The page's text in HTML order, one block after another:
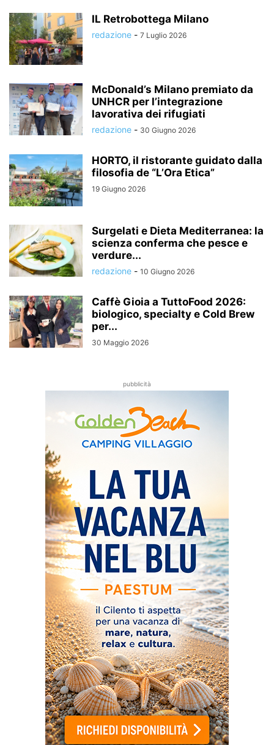
IL Retrobottega Milano
redazione - 7 Luglio 2026
McDonald’s Milano premiato da
UNHCR per l’integrazione
lavorativa dei rifugiati
redazione - 30 Giugno 2026
HORTO, il ristorante guidato dalla
filosofia de “L’Ora Etica”
19 Giugno 2026
Surgelati e Dieta Mediterranea: la
scienza conferma che pesce e
verdure...
redazione - 10 Giugno 2026
Caffè Gioia a TuttoFood 2026:
biologico, specialty e Cold Brew
per...
30 Maggio 2026
pubblicità